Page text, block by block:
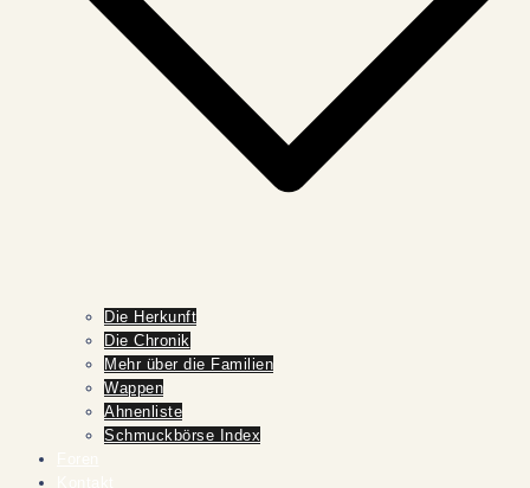
Die Herkunft
Die Chronik
Mehr über die Familien
Wappen
Ahnenliste
Schmuckbörse Index